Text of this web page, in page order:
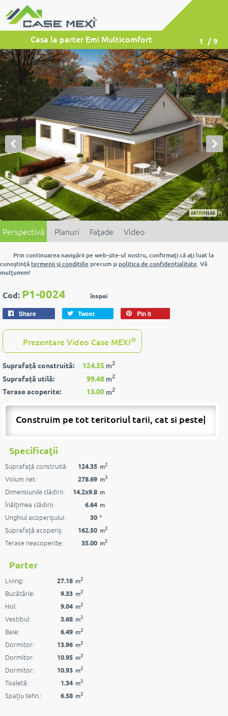
Casa la parter Emi Multicomfort 1 / 9
Perspectivă Planuri Faţade Video
Prin continuarea navigării pe web-site-ul nostru, confirmaţi că aţi luat la
cunoştinţătermenii şi condiţiile precum şi politica de confidenţialitate. Vă
mulţumim!
Cod: P1-0024 înapoi
Share Tweet Pin it
Prezentare Video Case MEXI®
Suprafață construită: 124.35 m2
Suprafață utilă: 99.48 m2
Terase acoperite: 13.00 m2
Construim pe tot teritoriul tarii, cat si p|
Specificaţii
Suprafață construită: 124.35 m2
Volum net: 278.69 m3
Dimensiunile clădirii: 14.2x9.8 m
Înălțimea clădirii: 6.64 m
Unghiul acoperișului: 30 °
Suprafață acoperiș: 162.50 m2
Terase neacoperite: 35.00 m2
Parter
Living: 27.18 m2
Bucătărie: 9.33 m2
Hol: 9.04 m2
Vestibul: 3.68 m2
Baie: 6.49 m2
Dormitor: 13.96 m2
Dormitor: 10.95 m2
Dormitor: 10.93 m2
Toaletă: 1.34 m2
Spațiu tehn.: 6.58 m2